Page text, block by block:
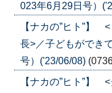
023年6月29日号）
【ナカの”ヒト”】
長>／子どもができ
号）('23/06/08)
【ナカの”ヒト”】